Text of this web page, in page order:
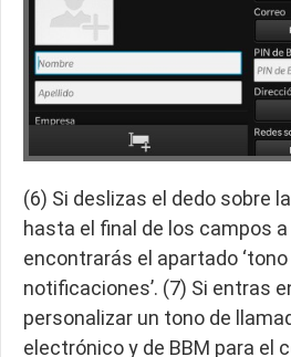
(6) Si deslizas el dedo sobre
hasta el final de los campos a
encontrarás el apartado
notificaciones’. (7) Si entras
personalizar un tono de
electrónico y de BBM para el